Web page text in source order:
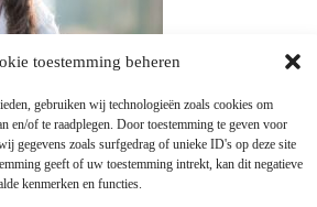
toestemming beheren
gebruiken wij technologieën zoals cookies om
en/of te raadplegen. Door toestemming te geven voor
gegevens zoals surfgedrag of unieke ID's op deze site
geeft of uw toestemming intrekt, kan dit negatieve
kenmerken en functies.
van dienst zijn? Stel gerust je vraag via